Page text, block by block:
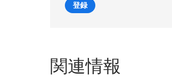
登録
関連情報